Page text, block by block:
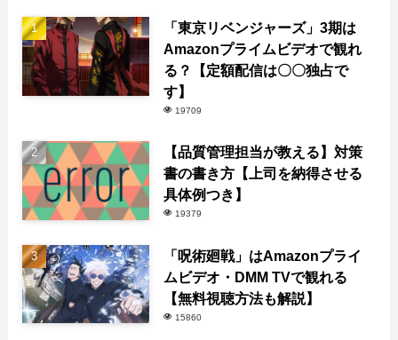
「東京リベンジャーズ」3期は
Amazonプライムビデオで観れ
る？【定額配信は〇〇独占で
す】
19709
【品質管理担当が教える】対策
書の書き方【上司を納得させる
具体例つき】
19379
「呪術廻戦」はAmazonプライ
ムビデオ・DMM TVで観れる
【無料視聴方法も解説】
15860